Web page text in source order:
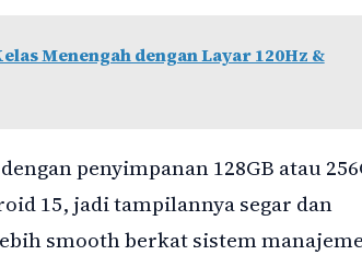
Menengah dengan Layar 120Hz &
penyimpanan 128GB atau
15, jadi tampilannya segar dan
smooth berkat sistem